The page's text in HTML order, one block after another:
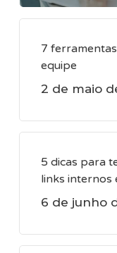
7
equipe
2 de maio
5 dicas para
links internos
6 de junho